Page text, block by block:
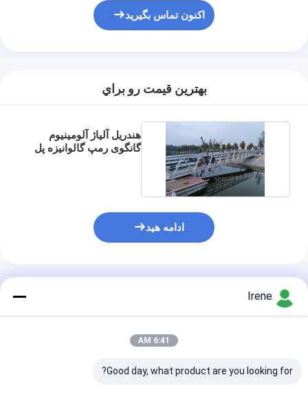
اکنون تماس بگیرید
بهترين قيمت رو براي
هندریل آلیاژ آلومینیوم
گانگوی رمپ گالوانیزه پل
ادامه هید
محصولات توصیه شده
Irene
6:41 AM
Good day, what product are you looking for?